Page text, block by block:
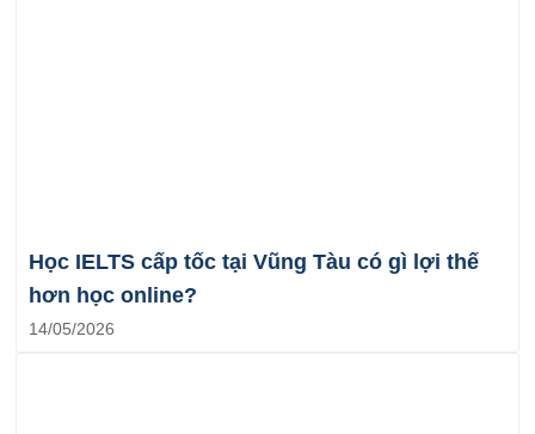
Học IELTS cấp tốc tại Vũng Tàu có gì lợi thế
hơn học online?
14/05/2026